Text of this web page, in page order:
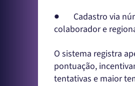
● Cadastro via
colaborador e
O sistema registra
pontuação,
tentativas e maior